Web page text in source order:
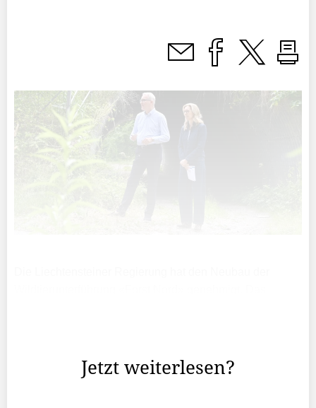
Jetzt weiterlesen?